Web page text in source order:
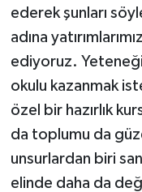
ederek şunları
adına
ediyoruz.
okulu kazanmak
özel bir hazırlık
da toplumu da
unsurlardan biri
elinde daha da